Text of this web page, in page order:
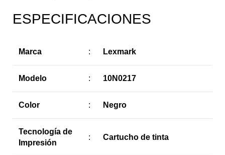
ESPECIFICACIONES
Marca : Lexmark
Modelo : 10N0217
Color : Negro
Tecnología de
Impresión
: Cartucho de tinta